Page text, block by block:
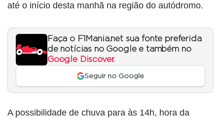
até o início desta manhã na região do autódromo.
Faça o F1Mania.net sua fonte preferida
de notícias no Google e também no
Google Discover.
Seguir no Google
A possibilidade de chuva para às 14h, hora da